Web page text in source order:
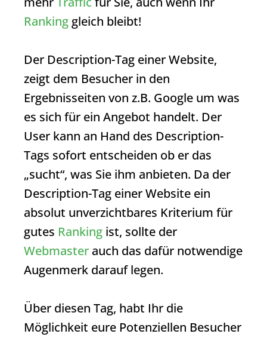
Ranking gleich bleibt!
Der Description-Tag einer Website,
zeigt dem Besucher in den
Ergebnisseiten von z.B. Google um was
es sich für ein Angebot handelt. Der
User kann an Hand des Description-
Tags sofort entscheiden ob er das
„sucht“, was Sie ihm anbieten. Da der
Description-Tag einer Website ein
absolut unverzichtbares Kriterium für
gutes Ranking ist, sollte der
Webmaster auch das dafür notwendige
Augenmerk darauf legen.
Über diesen Tag, habt Ihr die
Möglichkeit eure Potenziellen Besucher